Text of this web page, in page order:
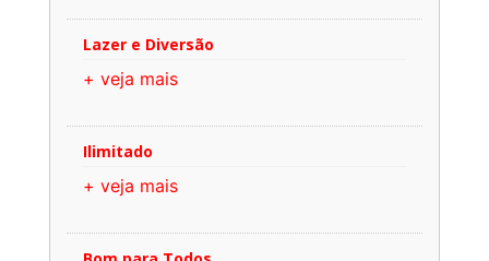
Lazer e Diversão
+ veja mais
Ilimitado
+ veja mais